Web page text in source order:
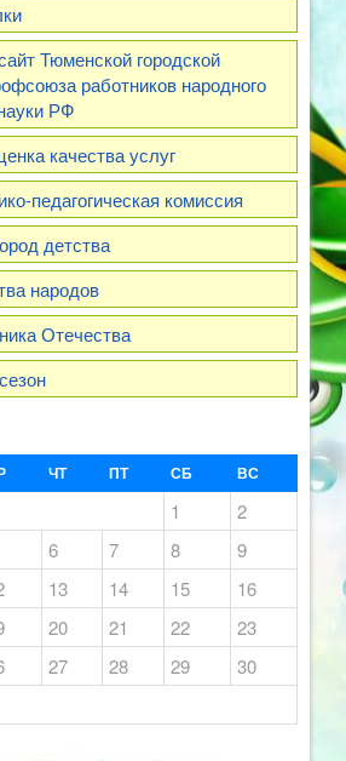
Тюменской городской
работников народного
РФ
качества услуг
педагогическая комиссия
детства
народов
Отечества
ЧТ ПТ СБ ВС
1
2
6 7 8
9
13 14 15
16
20 21 22
23
27 28 29
30